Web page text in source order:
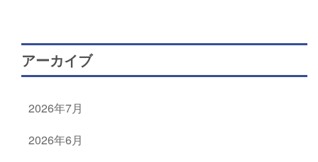
アーカイブ
2026年7月
2026年6月